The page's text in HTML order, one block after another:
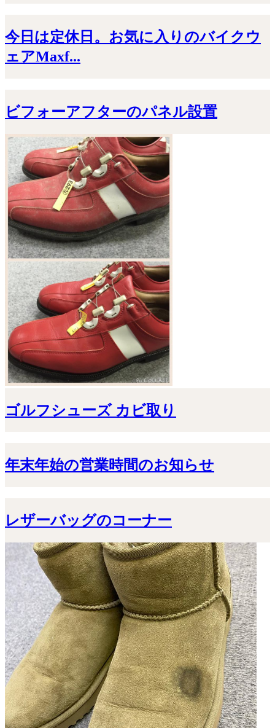
今日は定休日。お気に入りのバイクウ
ェアMaxf...
ビフォーアフターのパネル設置
ゴルフシューズ カビ取り
年末年始の営業時間のお知らせ
レザーバッグのコーナー